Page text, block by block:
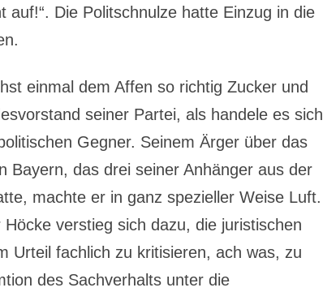
auf!“. Die Politschnulze hatte Einzug in die
einmal dem Affen so richtig Zucker und
seiner Partei, als handele es sich
Gegner. Seinem Ärger über das
Bayern, das drei seiner Anhänger aus der
machte er in ganz spezieller Weise Luft.
verstieg sich dazu, die juristischen
Urteil fachlich zu kritisieren, ach was, zu
des Sachverhalts unter die